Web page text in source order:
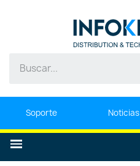
Soporte Noticias